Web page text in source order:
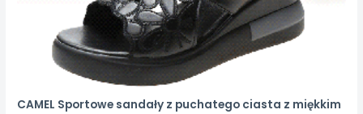
CAMEL Sportowe sandały z puchatego ciasta z miękkim